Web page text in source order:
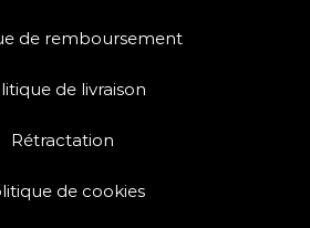
de remboursement
de livraison
Rétractation
de cookies